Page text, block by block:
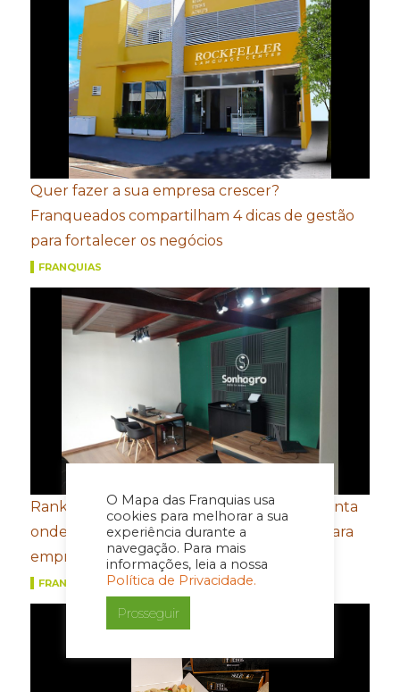
O Mapa das Franquias usa
cookies para melhorar a sua
experiência durante a
navegação. Para mais
informações, leia a nossa
Política de Privacidade.
Prosseguir
Quer fazer a sua empresa crescer?
Franqueados compartilham 4 dicas de gestão
para fortalecer os negócios
FRANQUIAS
Ranking das cidades mais ricas do agro aponta
onde estarão as próximas oportunidades para
empreender
FRANQUIAS